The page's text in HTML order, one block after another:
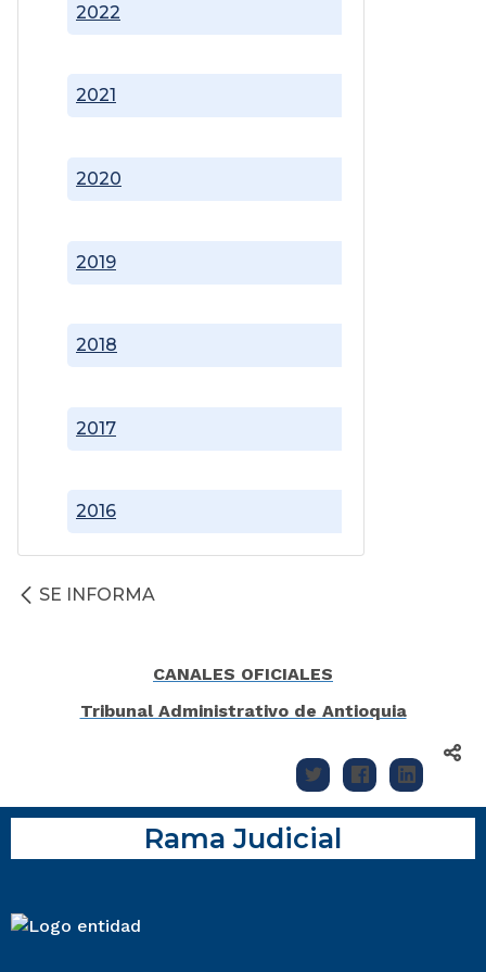
2016
2017
2018
2019
2020
2021
2022
SE INFORMA
CANALES OFICIALES
Tribunal Administrativo de Antioquia
Rama Judicial